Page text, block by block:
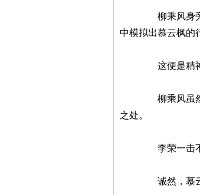
柳乘风身旁的龙
中模拟出慕云枫的
这便是精神力强
柳乘风虽然也是
之处。
李荣一击不成，
诚然，慕云枫可